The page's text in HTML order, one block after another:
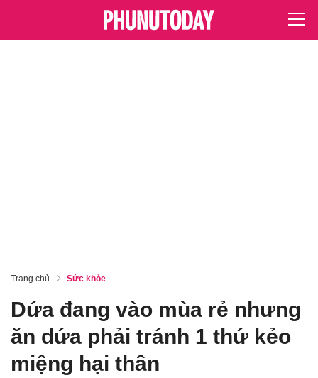
Trang chủ Sức khỏe
Dứa đang vào mùa rẻ nhưng
ăn dứa phải tránh 1 thứ kẻo
miệng hại thân